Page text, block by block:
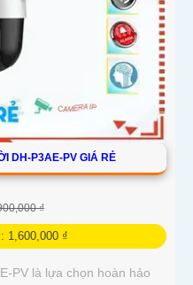
DH-P3AE-PV GIÁ RẺ
₫
1,600,000 ₫
PV là lựa chọn hoàn hảo